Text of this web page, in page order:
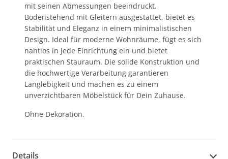
mit seinen Abmessungen beeindruckt.
Bodenstehend mit Gleitern ausgestattet, bietet es
Stabilität und Eleganz in einem minimalistischen
Design. Ideal für moderne Wohnräume, fügt es sich
nahtlos in jede Einrichtung ein und bietet
praktischen Stauraum. Die solide Konstruktion und
die hochwertige Verarbeitung garantieren
Langlebigkeit und machen es zu einem
unverzichtbaren Möbelstück für Dein Zuhause.
Ohne Dekoration.
Details